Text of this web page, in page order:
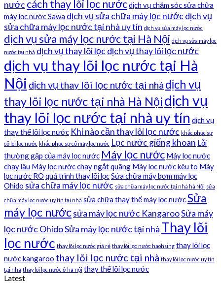
nước cách thay lõi lọc nướcdịch vụ chăm sóc sửa chữa
máy lọc nước Sawa dịch vụ sửa chữa máy lọc nước dịch vụ
sửa chữa máy lọc nước tại nhà uy tín dịch vụ sửa máy lọc nước
dịch vụ sửa máy lọc nước tại Hà Nội dịch vụ sửa máy lọc
nước tại nhà dịch vụ thay lõi lọc dịch vụ thay lõi lọc nước
dịch vụ thay lõi lọc nước tại Hà
Nội dịch vụ thay lõi lọc nước tại nhà dịch vụ
thay lõi lọc nước tại nhà Hà Nộidịch vụ
thay lõi lọc nước tại nhà uy tín dịch vụ
thay thế lõi lọc nước Khi nào cần thay lõi lọc nước khắc phục sự
cố lõi lọc nước khắc phục sự cố máy lọc nước Lọc nước giếng khoan Lỗi
thường gặp của máy lọc nước Máy lọc nước Máy lọc nước
chạy lâu Máy lọc nước chạy ngắt quãng Máy lọc nước kêu to Máy
lọc nước RO quá trình thay lõi lọcSửa chữa máy bơm máy lọc
Ohido sửa chữa máy lọc nước sửa chữa máy lọc nước tại nhà hà Nội sửa
chữa máy lọc nước uy tín tại nhà sửa chữa thay thế máy lọc nướcSửa
máy lọc nướcsửa máy lọc nước KangarooSửa máy
lọc nước OhidoSửa máy lọc nước tại nhà Thay lõi
lọc nước thay lõi lọc nước giá rẻ thay lõi lọc nước haohsing thay lõi lọc
nước kangaroo thay lõi lọc nước tại nhà thay lõi lọc nước uy tín
tại nhà thay lõi lọc nước ở hà nội thay thế lõi lọc nước
Latest